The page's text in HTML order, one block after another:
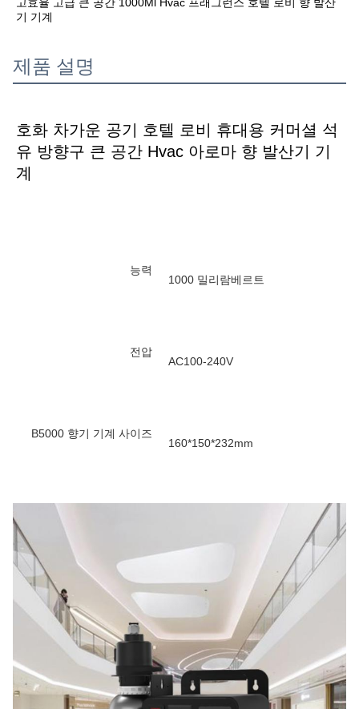
기 기계
제품 설명
호화 차가운 공기 호텔 로비 휴대용 커머셜 석
유 방향구 큰 공간 Hvac 아로마 향 발산기 기
계
능력
1000 밀리람베르트
전압
AC100-240V
B5000 향기 기계 사이즈
160*150*232mm